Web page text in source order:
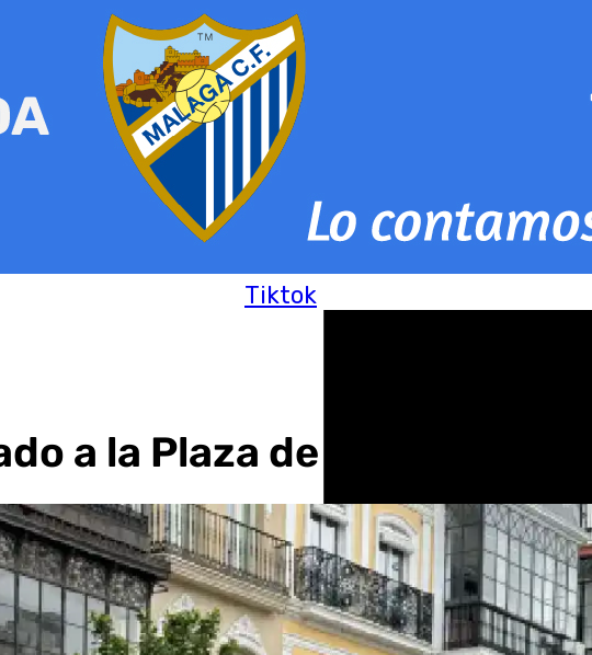
Tiktok
a la Plaza de San Francisco